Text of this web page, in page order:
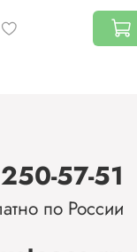
57-51
по России